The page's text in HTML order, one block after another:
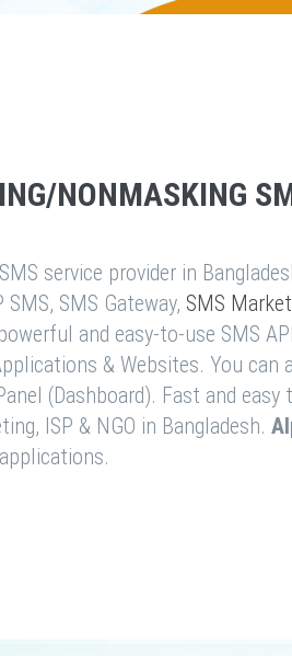
NONMASKING
service provider in
SMS Gateway, SMS
and easy-to-use SMS
& Websites. You can
(Dashboard). Fast and
ISP & NGO in Bangladesh.